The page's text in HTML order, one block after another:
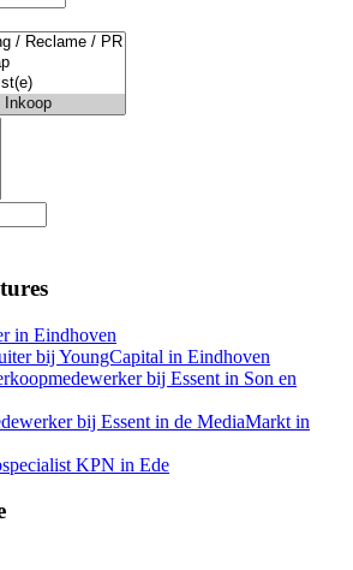
in Eindhoven
bij YoungCapital in Eindhoven
bij Essent in Son en
bij Essent in de MediaMarkt in
KPN in Ede